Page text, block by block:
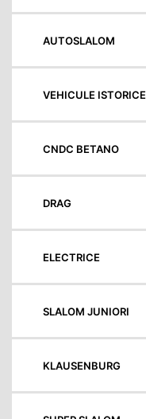
AUTOSLALOM
VEHICULE ISTORICE
CNDC BETANO
DRAG
ELECTRICE
SLALOM JUNIORI
KLAUSENBURG